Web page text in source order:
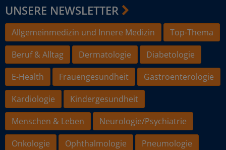
UNSERE NEWSLETTER
Allgemeinmedizin und Innere Medizin
Top-Thema
Beruf & Alltag
Dermatologie
Diabetologie
E-Health
Frauengesundheit
Gastroenterologie
Kardiologie
Kindergesundheit
Menschen & Leben
Neurologie/Psychiatrie
Onkologie
Ophthalmologie
Pneumologie